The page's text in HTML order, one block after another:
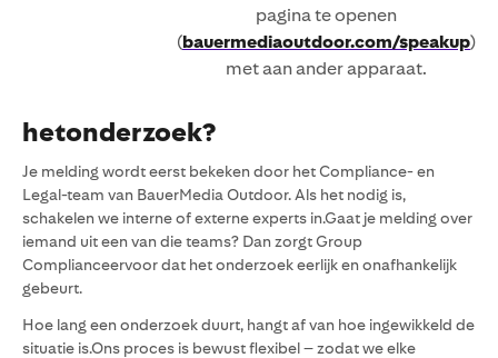
pagina te openen
(bauermediaoutdoor.com/speakup)
met aan ander apparaat.
hetonderzoek?
Je melding wordt eerst bekeken door het Compliance- en
Legal-team van BauerMedia Outdoor. Als het nodig is,
schakelen we interne of externe experts in.Gaat je melding over
iemand uit een van die teams? Dan zorgt Group
Complianceervoor dat het onderzoek eerlijk en onafhankelijk
gebeurt.
Hoe lang een onderzoek duurt, hangt af van hoe ingewikkeld de
situatie is.Ons proces is bewust flexibel – zodat we elke